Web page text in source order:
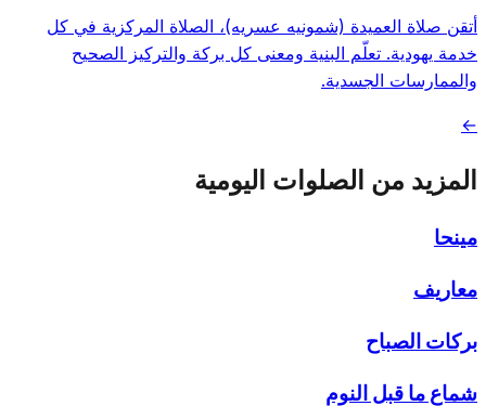
أتقن صلاة العميدة (شمونيه عسريه)، الصلاة المركزية في كل
خدمة يهودية. تعلّم البنية ومعنى كل بركة والتركيز الصحيح
والممارسات الجسدية.
←
المزيد من الصلوات اليومية
مينحا
معاريف
بركات الصباح
شماع ما قبل النوم